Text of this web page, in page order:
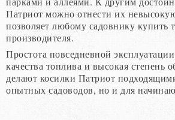
Патриот можно отнести их
позволяет любому садовнику купить
производителя.
Простота повседневной
качества топлива и высокая степень
делают косилки Патриот
опытных садоводов, но и для